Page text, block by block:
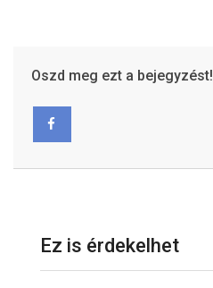
Oszd meg ezt a bejegyzést!
Ez is érdekelhet